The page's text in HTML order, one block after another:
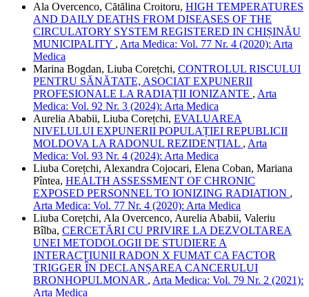
Ala Overcenco, Cătălina Croitoru, HIGH TEMPERATURES
AND DAILY DEATHS FROM DISEASES OF THE
CIRCULATORY SYSTEM REGISTERED IN CHIȘINĂU
MUNICIPALITY , Arta Medica: Vol. 77 Nr. 4 (2020): Arta
Medica
Marina Bogdan, Liuba Corețchi, CONTROLUL RISCULUI
PENTRU SĂNĂTATE, ASOCIAT EXPUNERII
PROFESIONALE LA RADIAȚII IONIZANTE , Arta
Medica: Vol. 92 Nr. 3 (2024): Arta Medica
Aurelia Ababii, Liuba Corețchi, EVALUAREA
NIVELULUI EXPUNERII POPULAȚIEI REPUBLICII
MOLDOVA LA RADONUL REZIDENȚIAL , Arta
Medica: Vol. 93 Nr. 4 (2024): Arta Medica
Liuba Corețchi, Alexandra Cojocari, Elena Coban, Mariana
Pîntea, HEALTH ASSESSMENT OF CHRONIC
EXPOSED PERSONNEL TO IONIZING RADIATION ,
Arta Medica: Vol. 77 Nr. 4 (2020): Arta Medica
Liuba Corețchi, Ala Overcenco, Aurelia Ababii, Valeriu
Bîlba, CERCETĂRI CU PRIVIRE LA DEZVOLTAREA
UNEI METODOLOGII DE STUDIERE A
INTERACȚIUNII RADON X FUMAT CA FACTOR
TRIGGER ÎN DECLANȘAREA CANCERULUI
BRONHOPULMONAR , Arta Medica: Vol. 79 Nr. 2 (2021):
Arta Medica